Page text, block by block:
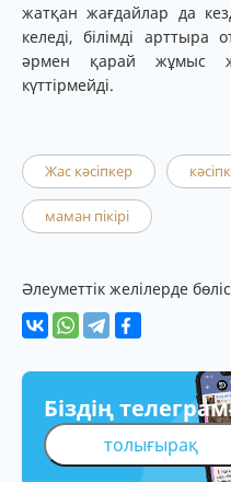
жатқан жағдайлар да
келеді, білімді
әрмен қарай жұмыс
күттірмейді.
Жас кәсіпкер
маман пікірі
Әлеуметтік желілерде
Біздің
толығырақ